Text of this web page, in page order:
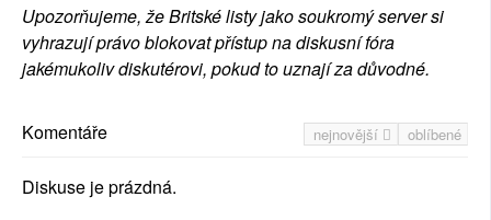
Upozorňujeme, že Britské listy jako soukromý server si
vyhrazují právo blokovat přístup na diskusní fóra
jakémukoliv diskutérovi, pokud to uznají za důvodné.
nejnovější oblíbené
Komentáře
Diskuse je prázdná.